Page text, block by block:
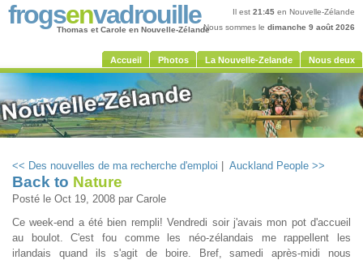
frogsenvadrouille
Thomas et Carole en Nouvelle-Zélande
Il est 21:45 en Nouvelle-Zélande
Nous sommes le dimanche 9 août 2026
Accueil Photos La Nouvelle-Zelande Nous deux
<< Des nouvelles de ma recherche d'emploi Auckland People >>
Back to Nature
Posté le Oct 19, 2008 par Carole
Ce week-end a été bien rempli! Vendredi soir j'avais mon pot d'accueil
au boulot. C'est fou comme les néo-zélandais me rappellent les
irlandais quand ils s'agit de boire. Bref, samedi après-midi nous